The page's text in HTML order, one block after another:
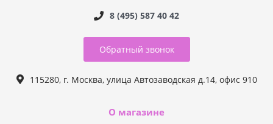
8 (495) 587 40 42
Обратный звонок
115280, г. Москва, улица Автозаводская д.14, офис 910
О магазине